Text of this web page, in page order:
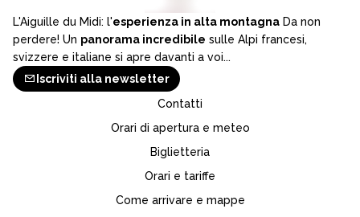
L'Aiguille du Midi: l'esperienza in alta montagna Da non
perdere! Un panorama incredibile sulle Alpi francesi,
svizzere e italiane si apre davanti a voi...
Iscriviti alla newsletter
Contatti
Orari di apertura e meteo
Biglietteria
Orari e tariffe
Come arrivare e mappe